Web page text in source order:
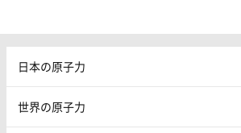
日本の原子力
世界の原子力